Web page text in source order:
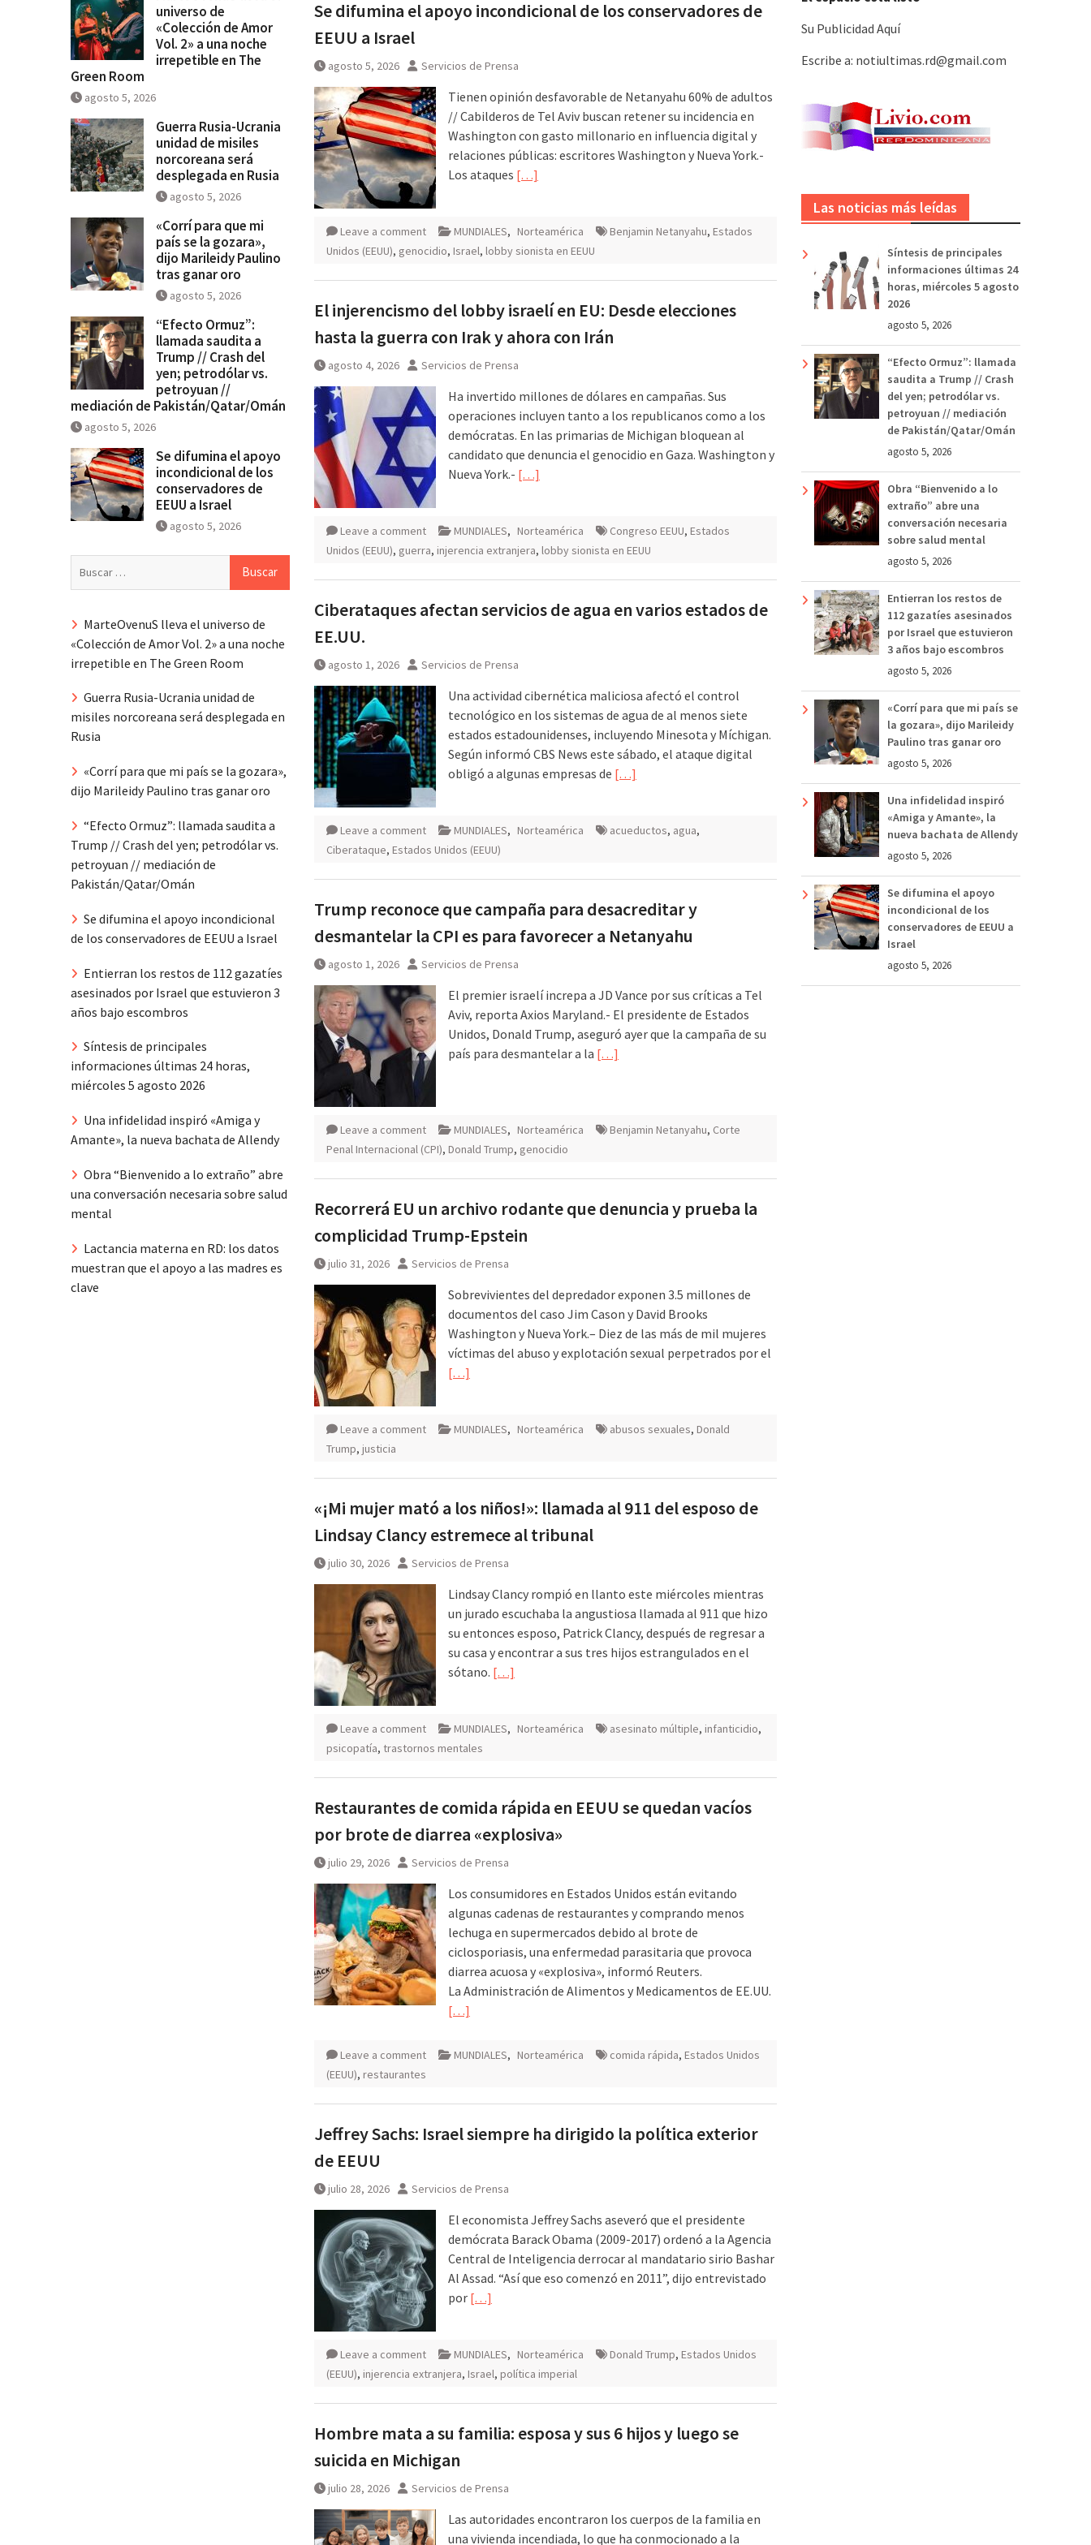
«Colección de Amor Vol. 2» a una noche
irrepetible en The Green Room
Se difumina el apoyo incondicional de los conservadores de
EEUU a Israel
agosto 5, 2026 Servicios de Prensa
Tienen opinión desfavorable de Netanyahu 60% de adultos
// Cabilderos de Tel Aviv buscan retener su incidencia en
Washington con gasto millonario en influencia digital y
relaciones públicas: escritores Washington y Nueva York.-
Los ataques […]
Leave a comment MUNDIALES, Norteamérica Benjamin Netanyahu, Estados
Unidos (EEUU), genocidio, Israel, lobby sionista en EEUU
El injerencismo del lobby israelí en EU: Desde elecciones
hasta la guerra con Irak y ahora con Irán
agosto 4, 2026 Servicios de Prensa
Ha invertido millones de dólares en campañas. Sus
operaciones incluyen tanto a los republicanos como a los
demócratas. En las primarias de Michigan bloquean al
candidato que denuncia el genocidio en Gaza. Washington y
Nueva York.- […]
Leave a comment MUNDIALES, Norteamérica Congreso EEUU, Estados
Unidos (EEUU), guerra, injerencia extranjera, lobby sionista en EEUU
Ciberataques afectan servicios de agua en varios estados de
EE.UU.
agosto 1, 2026 Servicios de Prensa
Una actividad cibernética maliciosa afectó el control
tecnológico en los sistemas de agua de al menos siete
estados estadounidenses, incluyendo Minesota y Míchigan.
Según informó CBS News este sábado, el ataque digital
obligó a algunas empresas de […]
Leave a comment MUNDIALES, Norteamérica acueductos, agua,
Ciberataque, Estados Unidos (EEUU)
Trump reconoce que campaña para desacreditar y
desmantelar la CPI es para favorecer a Netanyahu
agosto 1, 2026 Servicios de Prensa
El premier israelí increpa a JD Vance por sus críticas a Tel
Aviv, reporta Axios Maryland.- El presidente de Estados
Unidos, Donald Trump, aseguró ayer que la campaña de su
país para desmantelar a la […]
Leave a comment MUNDIALES, Norteamérica Benjamin Netanyahu, Corte
Penal Internacional (CPI), Donald Trump, genocidio
Recorrerá EU un archivo rodante que denuncia y prueba la
complicidad Trump-Epstein
julio 31, 2026 Servicios de Prensa
Sobrevivientes del depredador exponen 3.5 millones de
documentos del caso Jim Cason y David Brooks
Washington y Nueva York.– Diez de las más de mil mujeres
víctimas del abuso y explotación sexual perpetrados por el
[…]
Leave a comment MUNDIALES, Norteamérica abusos sexuales, Donald
Trump, justicia
«¡Mi mujer mató a los niños!»: llamada al 911 del esposo de
Lindsay Clancy estremece al tribunal
julio 30, 2026 Servicios de Prensa
Lindsay Clancy rompió en llanto este miércoles mientras
un jurado escuchaba la angustiosa llamada al 911 que hizo
su entonces esposo, Patrick Clancy, después de regresar a
su casa y encontrar a sus tres hijos estrangulados en el
sótano. […]
Leave a comment MUNDIALES, Norteamérica asesinato múltiple, infanticidio,
psicopatía, trastornos mentales
Restaurantes de comida rápida en EEUU se quedan vacíos
por brote de diarrea «explosiva»
julio 29, 2026 Servicios de Prensa
Los consumidores en Estados Unidos están evitando
algunas cadenas de restaurantes y comprando menos
lechuga en supermercados debido al brote de
ciclosporiasis, una enfermedad parasitaria que provoca
diarrea acuosa y «explosiva», informó Reuters.
La Administración de Alimentos y Medicamentos de EE.UU.
[…]
Leave a comment MUNDIALES, Norteamérica comida rápida, Estados Unidos
(EEUU), restaurantes
Jeffrey Sachs: Israel siempre ha dirigido la política exterior
de EEUU
julio 28, 2026 Servicios de Prensa
El economista Jeffrey Sachs aseveró que el presidente
demócrata Barack Obama (2009-2017) ordenó a la Agencia
Central de Inteligencia derrocar al mandatario sirio Bashar
Al Assad. “Así que eso comenzó en 2011”, dijo entrevistado
por […]
Leave a comment MUNDIALES, Norteamérica Donald Trump, Estados Unidos
(EEUU), injerencia extranjera, Israel, política imperial
Hombre mata a su familia: esposa y sus 6 hijos y luego se
suicida en Michigan
julio 28, 2026 Servicios de Prensa
Las autoridades encontraron los cuerpos de la familia en
una vivienda incendiada, lo que ha conmocionado a la
Su Publicidad Aquí
Escribe a: notiultimas.rd@gmail.com
Las noticias más leídas
Síntesis de principales
informaciones últimas 24
horas, miércoles 5 agosto
2026
agosto 5, 2026
“Efecto Ormuz”: llamada
saudita a Trump // Crash
del yen; petrodólar vs.
petroyuan // mediación
de Pakistán/Qatar/Omán
agosto 5, 2026
Obra “Bienvenido a lo
extraño” abre una
conversación necesaria
sobre salud mental
agosto 5, 2026
Entierran los restos de
112 gazatíes asesinados
por Israel que estuvieron
3 años bajo escombros
agosto 5, 2026
«Corrí para que mi país se
la gozara», dijo Marileidy
Paulino tras ganar oro
agosto 5, 2026
Una infidelidad inspiró
«Amiga y Amante», la
nueva bachata de Allendy
agosto 5, 2026
Se difumina el apoyo
incondicional de los
conservadores de EEUU a
Israel
agosto 5, 2026
universo de
«Colección de Amor
Vol. 2» a una noche
irrepetible en The
Green Room
agosto 5, 2026
Guerra Rusia-Ucrania
unidad de misiles
norcoreana será
desplegada en Rusia
agosto 5, 2026
«Corrí para que mi
país se la gozara»,
dijo Marileidy Paulino
tras ganar oro
agosto 5, 2026
“Efecto Ormuz”:
llamada saudita a
Trump // Crash del
yen; petrodólar vs.
petroyuan //
mediación de Pakistán/Qatar/Omán
agosto 5, 2026
Se difumina el apoyo
incondicional de los
conservadores de
EEUU a Israel
agosto 5, 2026
MarteOvenuS lleva el universo de
«Colección de Amor Vol. 2» a una noche
irrepetible en The Green Room
Guerra Rusia-Ucrania unidad de
misiles norcoreana será desplegada en
Rusia
«Corrí para que mi país se la gozara»,
dijo Marileidy Paulino tras ganar oro
“Efecto Ormuz”: llamada saudita a
Trump // Crash del yen; petrodólar vs.
petroyuan // mediación de
Pakistán/Qatar/Omán
Se difumina el apoyo incondicional
de los conservadores de EEUU a Israel
Entierran los restos de 112 gazatíes
asesinados por Israel que estuvieron 3
años bajo escombros
Síntesis de principales
informaciones últimas 24 horas,
miércoles 5 agosto 2026
Una infidelidad inspiró «Amiga y
Amante», la nueva bachata de Allendy
Obra “Bienvenido a lo extraño” abre
una conversación necesaria sobre salud
mental
Lactancia materna en RD: los datos
muestran que el apoyo a las madres es
clave